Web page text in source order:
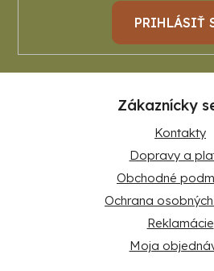
PRIHLÁSIŤ
Zákaznícky
Kontakty
Dopravy a
Obchodné
Ochrana
Reklamácie
Moja